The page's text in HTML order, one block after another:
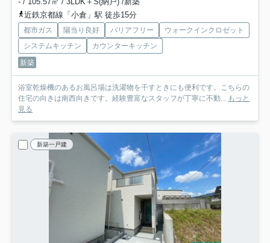
近鉄京都線「小倉」駅 徒歩15分
都市ガス 陽当り良好 バリアフリー
ウォークインクロゼット
システムキッチン
カウンターキッチン
新築
浴室乾燥機のあるお風呂場は洗濯物を干すときにも便利です。こちらの
住宅の向きは南西向きです。経験豊富なスタッフが丁寧に不動... もっと
見る
新築一戸建